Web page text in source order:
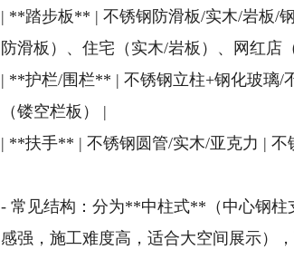
| **踏步板** | 不锈钢防滑板/实木/岩板/
防滑板）、住宅（实木/岩板）、网红店
| **护栏/围栏** | 不锈钢立柱+钢化玻璃/
（镂空栏板） |
| **扶手** | 不锈钢圆管/实木/亚克力 | 不
- 常见结构：分为**中柱式**（中心钢
感强，施工难度高，适合大空间展示），